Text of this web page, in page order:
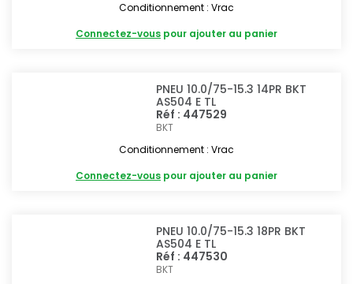
Conditionnement : Vrac
Connectez-vous pour ajouter au panier
PNEU 10.0/75-15.3 14PR BKT
AS504 E TL
Réf : 447529
BKT
Conditionnement : Vrac
Connectez-vous pour ajouter au panier
PNEU 10.0/75-15.3 18PR BKT
AS504 E TL
Réf : 447530
BKT